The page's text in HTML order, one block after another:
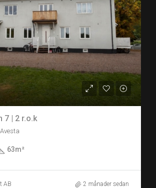
7 | 2 r.o.k
63m²
AB 2 månader sedan